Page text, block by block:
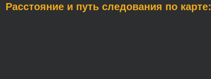
Расстояние и путь следования по карте: